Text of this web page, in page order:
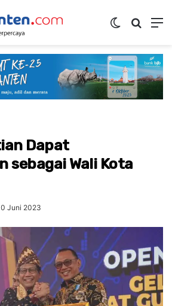
Switch skin
Dapat
sebagai Wali Kota
Juni 2023